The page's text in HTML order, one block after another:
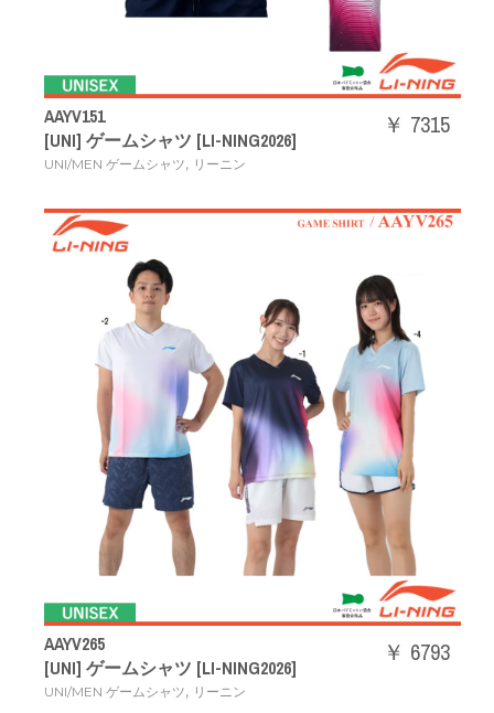
AAYV151
[UNI] ゲームシャツ [LI-NING2026]
UNI/MEN ゲームシャツ, リーニン
￥ 7315
AAYV265
[UNI] ゲームシャツ [LI-NING2026]
UNI/MEN ゲームシャツ, リーニン
￥ 6793